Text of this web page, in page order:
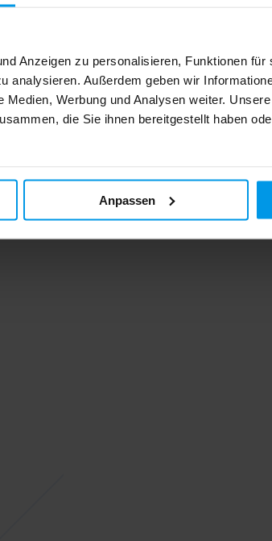
Anzeigen zu personalisieren, Funktionen
analysieren. Außerdem geben wir
Werbung und Analysen weiter.
die Sie ihnen bereitgestellt haben
Anpassen